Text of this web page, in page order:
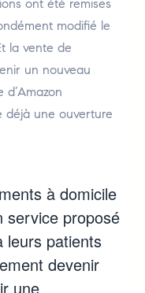
ont été remises
modifié le
la vente de
un nouveau
d’Amazon
déjà une ouverture
à domicile
service proposé
leurs patients
devenir
une